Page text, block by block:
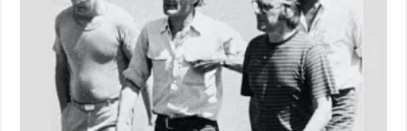
altos
mandos
militares
por
asesinato
de